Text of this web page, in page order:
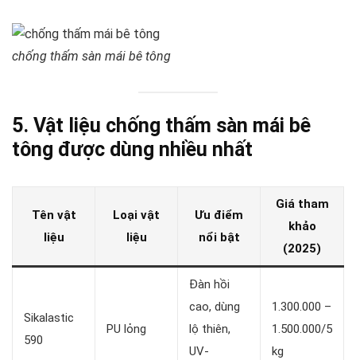
chống thấm sàn mái bê tông
5. Vật liệu chống thấm sàn mái bê
tông được dùng nhiều nhất
Tên vật
liệu
Loại vật
liệu
Ưu điểm
nổi bật
Giá tham
khảo
(2025)
Sikalastic
590
PU lỏng
Đàn hồi
cao, dùng
lộ thiên,
UV-
1.300.000 –
1.500.000/5
kg